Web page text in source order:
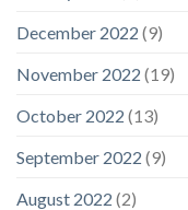
December 2022 (9)
November 2022 (19)
October 2022 (13)
September 2022 (9)
August 2022 (2)